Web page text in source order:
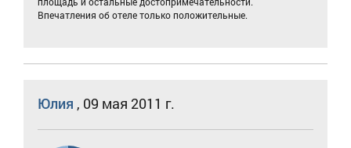
Впечатления об отеле только положительные.
Юлия , 09 мая 2011 г.